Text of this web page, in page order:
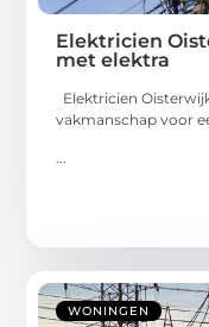
Elektricien
met elektra
Elektricien
vakmanschap voor
...
WONINGEN